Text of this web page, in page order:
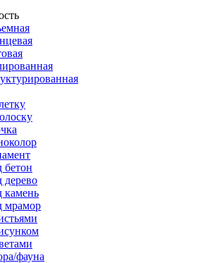
бетон
дерево
камень
мрамор
фауна